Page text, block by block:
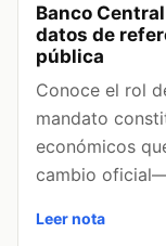
Banco
datos de
pública
Conoce el rol
mandato
económicos
cambio
Leer nota